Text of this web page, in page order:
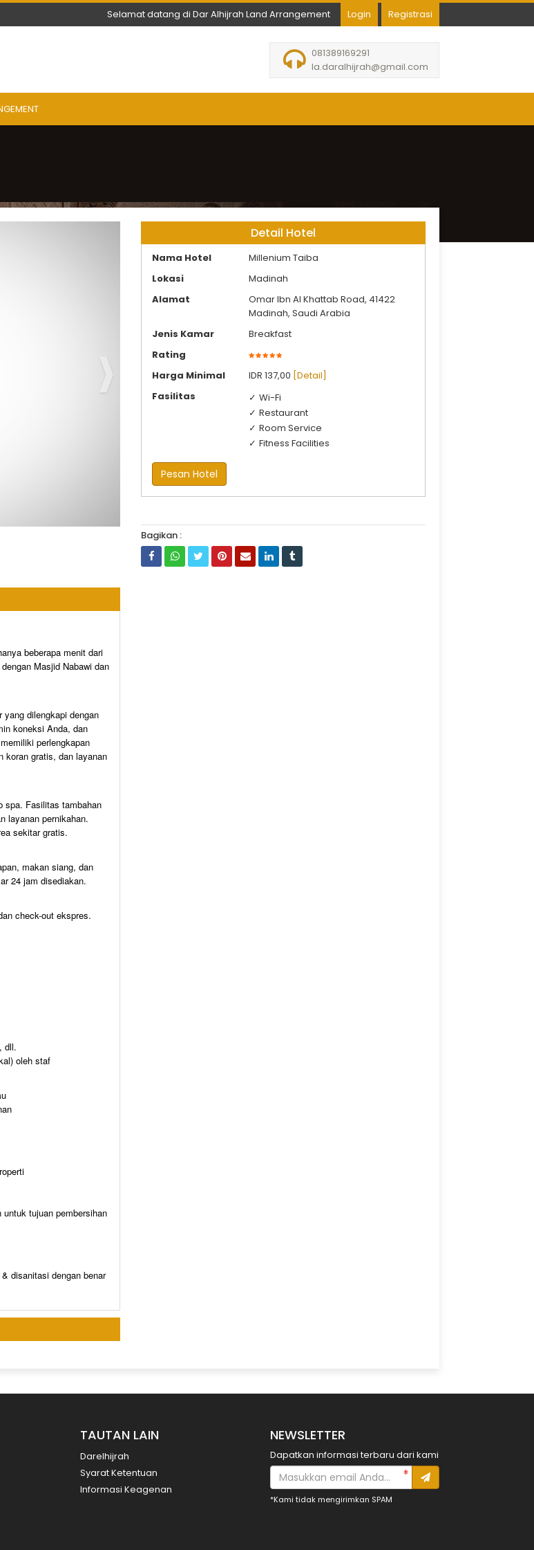
Selamat datang di Dar Alhijrah Land Arrangement Login Registrasi
081389169291
la.daralhijrah@gmail.com
beberapa menit dari
Masjid Nabawi dan
dilengkapi dengan
koneksi Anda, dan
perlengkapan
koran gratis, dan layanan
spa. Fasilitas tambahan
layanan pernikahan.
sekitar gratis.
makan siang, dan
24 jam disediakan.
check-out ekspres.
dll.
oleh staf
tujuan pembersihan
disanitasi dengan benar
Detail Hotel
Nama Hotel
Millenium Taiba
Lokasi
Madinah
Alamat
Omar Ibn Al Khattab Road, 41422
Madinah, Saudi Arabia
Jenis Kamar
Breakfast
Rating
Harga Minimal
IDR 137,00 [Detail]
Fasilitas
Wi-Fi
Restaurant
Room Service
Fitness Facilities
Pesan Hotel
Bagikan :
TAUTAN LAIN
Darelhijrah
Syarat Ketentuan
Informasi Keagenan
NEWSLETTER
Dapatkan informasi terbaru dari kami
*Kami tidak mengirimkan SPAM